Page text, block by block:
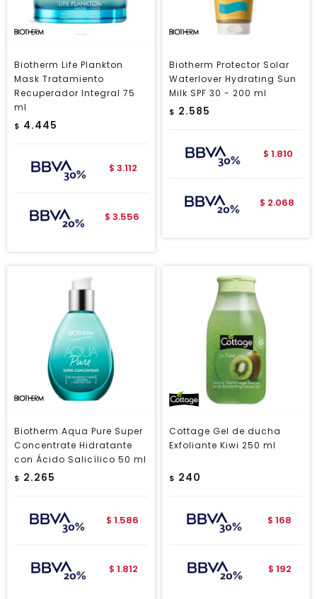
Biotherm Life Plankton
Mask Tratamiento
Recuperador Integral 75
ml
$ 4.445
$ 3.112
$ 3.556
Biotherm Protector Solar
Waterlover Hydrating Sun
Milk SPF 30 - 200 ml
$ 2.585
$ 1.810
$ 2.068
Biotherm Aqua Pure Super
Concentrate Hidratante
con Ácido Salicílico 50 ml
$ 2.265
$ 1.586
$ 1.812
Cottage Gel de ducha
Exfoliante Kiwi 250 ml
$ 240
$ 168
$ 192